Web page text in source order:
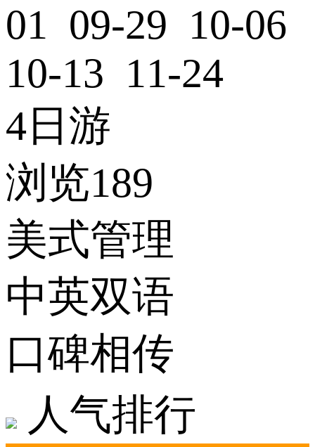
01 09-29 10-06
10-13 11-24
4日游
浏览189
美式管理
中英双语
口碑相传
人气排行